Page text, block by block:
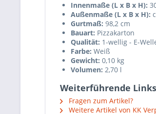
Innenmaße (L x B x H):
Außenmaße (L x B x H):
Gurtmaß: 98,2 cm
Bauart: Pizzakarton
Qualität: 1-wellig - E-
Farbe: Weiß
Gewicht: 0,10 kg
Volumen: 2,70 l
Weiterführende
Fragen zum Artikel?
Weitere Artikel von KK